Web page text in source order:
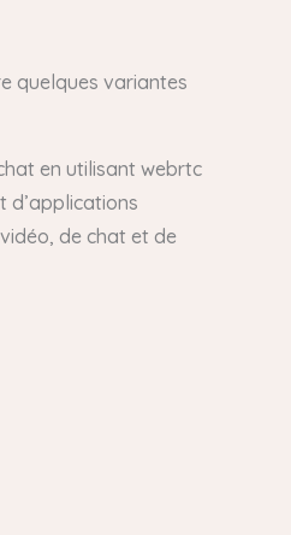
quelques variantes
en utilisant webrtc
d’applications
de chat et de